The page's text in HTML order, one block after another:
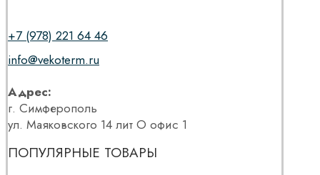
+7 (978) 221 64 46
info@vekoterm.ru
Адрес:
г. Симферополь
ул. Маяковского 14 лит О офис 1
ПОПУЛЯРНЫЕ ТОВАРЫ